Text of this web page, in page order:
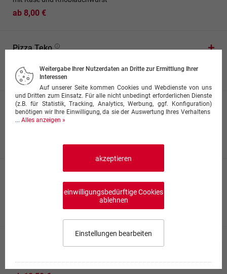
ab 8,00 €
Pizza Teko
ab 9,00 €
Pizza Desi Spicy
mit Grillhähnchenbrust, Jalapenos, Zwiebeln, Oliven und
Salat und Dressing
Pizza Konz Spezial
Pilzen und Paprika
Weitergabe Ihrer Nutzerdaten an Dritte zur Ermittlung Ihrer
Interessen
Auf unserer Seite kommen Cookies und Webdienste von uns
und Dritten zum Einsatz. Für alle nicht unbedingt erforderlichen Dienste
(z.B. für Statistik, Tracking, Analytics, Werbung, ggf. Konfiguration)
benötigen wir Ihre Einwilligung, da sie der Auswertung Ihres Verhaltens
... Alles anzeigen »
akzeptieren
einwilligungsbedürftige Cookies
ablehnen
Einstellungen bearbeiten